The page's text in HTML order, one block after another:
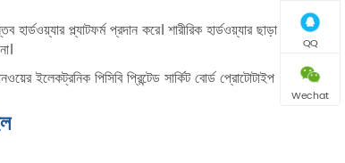
প্ল্যাটফর্ম প্রদান করে। শারীরিক হার্ডওয়্যার ছাড়া
ইলেকট্রনিক পিসিবি প্রিন্টেড সার্কিট বোর্ড প্রোটোটাইপ
QQ
Wechat